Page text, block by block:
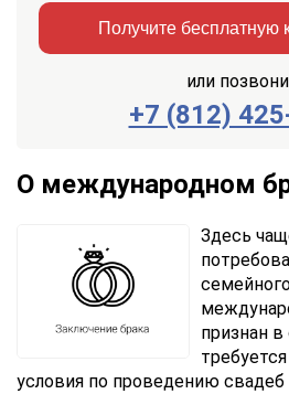
Получите бесплатную
или
+7 (812)
Заказать
Вы
соглашаетесь
обработки
данных
О международном
Здесь
признан в
условия по проведению свадеб